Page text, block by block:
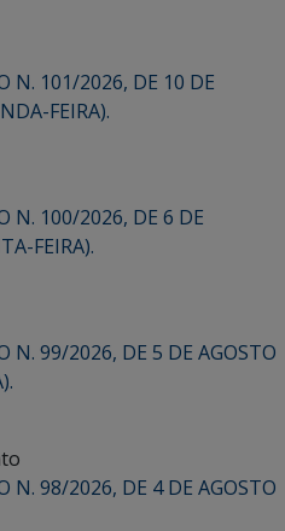
N. 101/2026, DE 10 DE
FEIRA).
N. 100/2026, DE 6 DE
FEIRA).
N. 99/2026, DE 5 DE AGOSTO
N. 98/2026, DE 4 DE AGOSTO